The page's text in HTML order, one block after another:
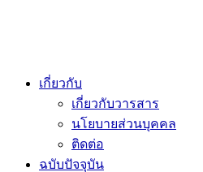
เกี่ยวกับ
เกี่ยวกับวารสาร
นโยบายส่วนบุคคล
ติดต่อ
ฉบับปัจจุบัน